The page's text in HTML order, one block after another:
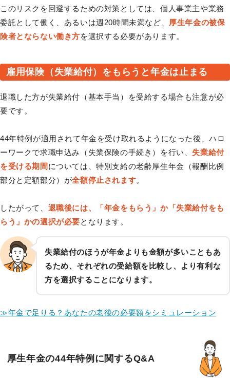
このリスクを回避するための対策としては、個人事業主や業務
委託として働く、あるいは週20時間未満など、 厚生年金の被保
険者とならない働き方を選択する必要があります。
雇用保険（失業給付）をもらうと年金は止まる
退職した方が失業給付（基本手当）を受給する場合も注意が必
要です。
44年特例が適用されて年金を受け取れるようになった後、ハロ
ーワークで求職申込み（失業保険の手続き）を行い、 失業給付
を受ける期間 については、特別支給の老齢厚生年金（報酬比例
部分と定額部分）が全額停止されます。
したがって、 退職後には、「年金をもらう」か「失業給付をも
らう」かの選択が必要となります。
失業給付のほうが年金よりも金額が多いこともあ
るため、それぞれの受給額を比較し、より有利な
方を選択することになります。
≫年金で足りる？あなたの老後の必要額をシミュレーション
厚生年金の44年特例に関するQ&A